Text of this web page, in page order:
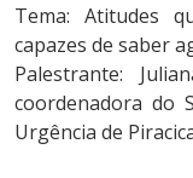
Tema: Atitudes
capazes de saber
Palestrante:
coordenadora do
Urgência de